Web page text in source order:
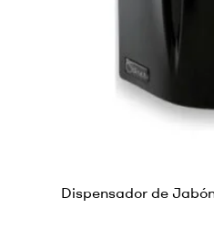
Dispensador de